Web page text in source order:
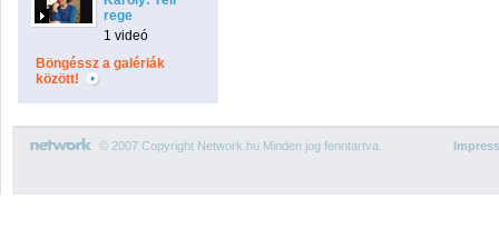
rege
1 videó
Böngéssz a galériák
között!
© 2007 Copyright Network.hu Minden jog fenntartva.